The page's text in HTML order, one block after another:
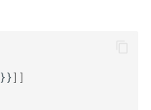
}}]]